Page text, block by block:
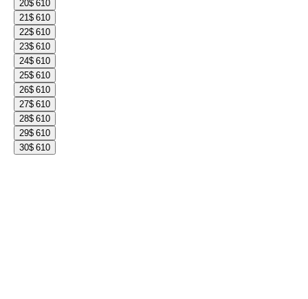
20$ 610
21$ 610
22$ 610
23$ 610
24$ 610
25$ 610
26$ 610
27$ 610
28$ 610
29$ 610
30$ 610